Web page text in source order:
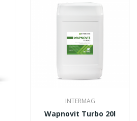
INTERMAG
Wapnovit Turbo 20l